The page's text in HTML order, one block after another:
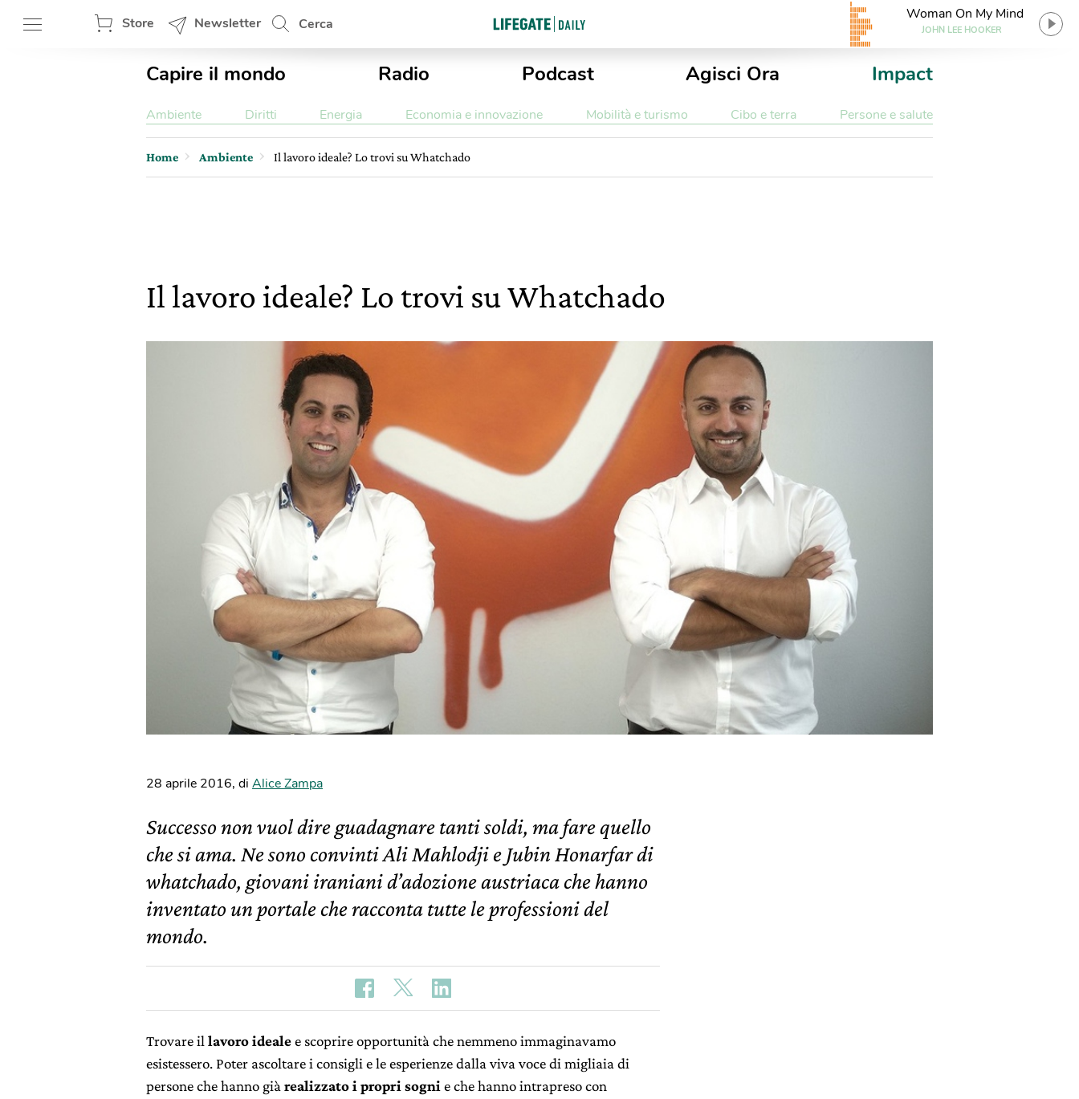
Store Newsletter Cerca
Woman On My Mind
JOHN LEE HOOKER
Capire il mondo Radio Podcast Agisci Ora Impact
Ambiente Diritti Energia Economia e innovazione Mobilità e turismo Cibo e terra Persone e salute
Home Ambiente Il lavoro ideale? Lo trovi su Whatchado
Il lavoro ideale? Lo trovi su Whatchado
28 aprile 2016, di Alice Zampa
Successo non vuol dire guadagnare tanti soldi, ma fare quello
che si ama. Ne sono convinti Ali Mahlodji e Jubin Honarfar di
whatchado, giovani iraniani d’adozione austriaca che hanno
inventato un portale che racconta tutte le professioni del
mondo.
Trovare il lavoro idealee scoprire opportunità che nemmeno immaginavamo
esistessero. Poter ascoltare i consigli e le esperienze dalla viva voce di migliaia di
persone che hanno già realizzato i propri sogni e che hanno intrapreso con